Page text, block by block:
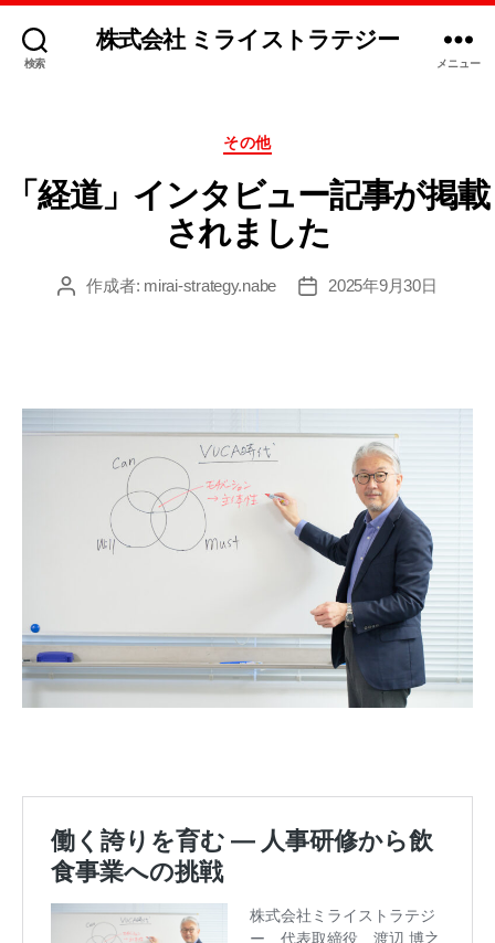
検索
株式会社 ミライストラテジー
メニュー
カ
テ
ゴ
リ
ー
その他
「経道」インタビュー記事が掲載
されました
投
作成者: mirai-strategy.nabe
投
2025年9月30日